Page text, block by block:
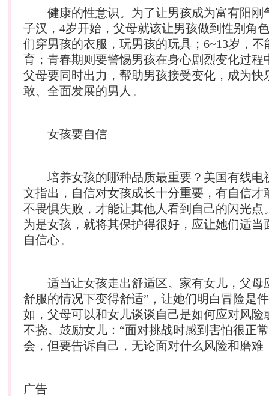
健康的性意识。为了让男孩成为富有阳刚
子汉，4岁开始，父母就该让男孩做到性别角
们穿男孩的衣服，玩男孩的玩具；6~13岁，不
育；青春期则要警惕男孩在身心剧烈变化过程
父母要同时出力，帮助男孩接受变化，成为快
敢、全面发展的男人。
女孩要自信
培养女孩的哪种品质最重要？美国有线电
文指出，自信对女孩成长十分重要，有自信才
不畏惧失败，才能让其他人看到自己的闪光点
为是女孩，就将其保护得很好，应让她们适当
自信心。
适当让女孩走出舒适区。家有女儿，父母
舒服的情况下变得舒适”，让她们明白冒险是
如，父母可以和女儿谈谈自己是如何应对风险
不挠。鼓励女儿：“面对挑战时感到害怕很正
会，但要告诉自己，无论面对什么风险和磨难
广告